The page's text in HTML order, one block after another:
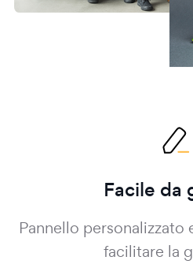
Facile da
Pannello
facilitare la